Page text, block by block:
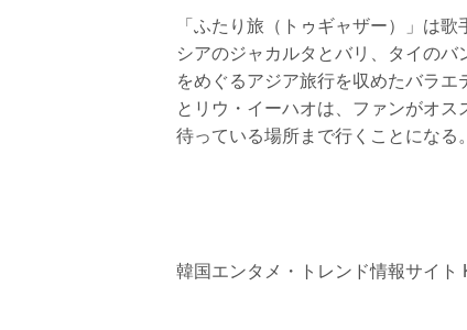
「ふたり旅（トゥギャザー）」は
シアのジャカルタとバリ、タイの
をめぐるアジア旅行を収めたバラ
とリウ・イーハオは、ファンがオ
待っている場所まで行くことになる
韓国エンタメ・トレンド情報サイト